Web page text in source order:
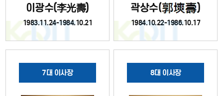
이광수(李光壽)
1983.11.24-1984.10.21
곽상수( )
1984.10.22-1986.10.17
7대 이사장 8대 이사장